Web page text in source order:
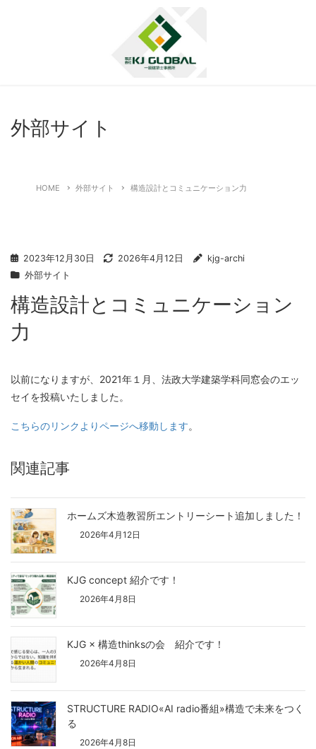
外部サイト
HOME 外部サイト 構造設計とコミュニケーション力
2023年12月30日 2026年4月12日
kjg-archi
外部サイト
構造設計とコミュニケーション
力
以前になりますが、2021年１月、法政大学建築学科同窓会のエッ
セイを投稿いたしました。
こちらのリンクよりページへ移動します。
関連記事
ホームズ木造教習所エントリーシート追加しました！
2026年4月12日
KJG concept 紹介です！
2026年4月8日
KJG × 構造thinksの会 紹介です！
2026年4月8日
STRUCTURE RADIO«AI radio番組»構造で未来をつく
る
2026年4月8日